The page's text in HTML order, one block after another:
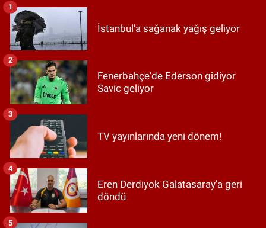
İstanbul'a sağanak yağış geliyor
1
Fenerbahçe'de Ederson gidiyor
Savic geliyor
2
TV yayınlarında yeni dönem!
3
Eren Derdiyok Galatasaray'a geri
döndü
4
5